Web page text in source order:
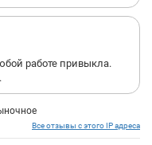
работе привыкла.
Все отзывы с этого IP адреса